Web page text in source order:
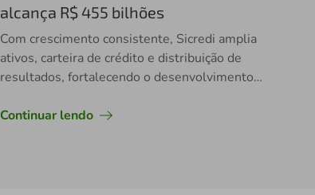
alcança R$ 455 bilhões
Com crescimento consistente, Sicredi amplia
ativos, carteira de crédito e distribuição de
resultados, fortalecendo o desenvolvimento
Continuar lendo